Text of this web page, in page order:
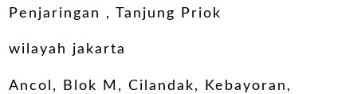
Penjaringan , Tanjung Priok
wilayah jakarta
Ancol, Blok M, Cilandak, Kebayoran,